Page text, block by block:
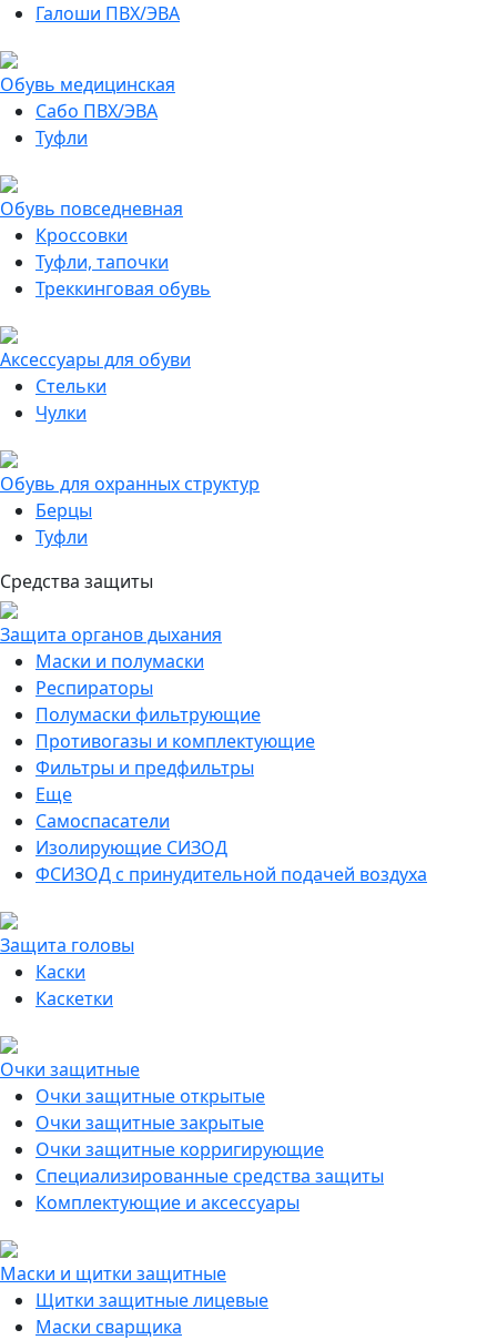
Галоши ПВХ/ЭВА
Обувь медицинская
Сабо ПВХ/ЭВА
Туфли
Обувь повседневная
Кроссовки
Туфли, тапочки
Треккинговая обувь
Аксессуары для обуви
Стельки
Чулки
Обувь для охранных структур
Берцы
Туфли
Средства защиты
Защита органов дыхания
Маски и полумаски
Респираторы
Полумаски фильтрующие
Противогазы и комплектующие
Фильтры и предфильтры
Еще
Самоспасатели
Изолирующие СИЗОД
ФСИЗОД с принудительной подачей воздуха
Защита головы
Каски
Каскетки
Очки защитные
Очки защитные открытые
Очки защитные закрытые
Очки защитные корригирующие
Специализированные средства защиты
Комплектующие и аксессуары
Маски и щитки защитные
Щитки защитные лицевые
Маски сварщика